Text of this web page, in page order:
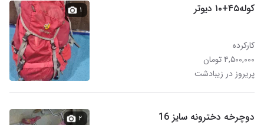
کوله۴۵+۱۰ دیوتر
کارکرده
۴,۵۰۰,۰۰۰ تومان
پریروز در زیبادشت
۱
دوچرخه دخترونه سایز 16 ۲